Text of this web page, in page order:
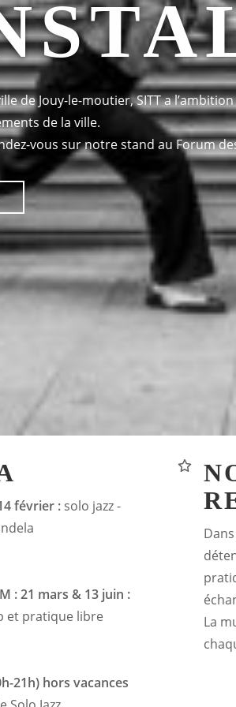
de Jouy-le-moutier, SITT a
de la ville.
vous sur notre stand au Forum
février :solo jazz -
: 21 mars & 13 juin :
et pratique libre
21h) hors vacances
La